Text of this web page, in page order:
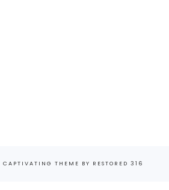
CAPTIVATING THEME BY RESTORED 316